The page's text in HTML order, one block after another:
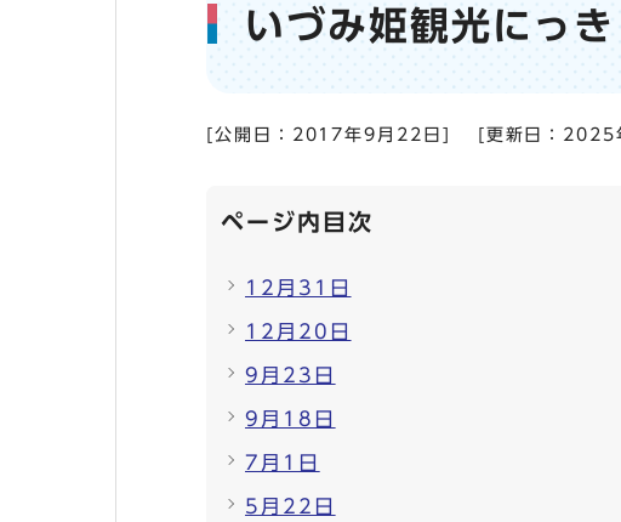
いづみ姫観光にっ
[公開日： 2017年9月22日 [更新日： 2025
ページ内目次
12月31日
12月20日
9月23日
9月18日
7月1日
5月22日